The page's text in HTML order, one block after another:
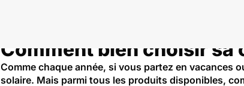
Comment bien choisir sa
Comme chaque année, si vous partez en vacances
solaire. Mais parmi tous les produits disponibles,